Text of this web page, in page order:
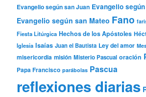
Evangelio según san Juan Evangelio
Evangelio según san Mateo Fano
Fiesta Litúrgica Hechos de los Apóstoles
Iglesia Isaías Juan el Bautista Ley del amor
misericordia misión Misterio Pascual oración
Papa Francisco parábolas Pascua
reflexiones diarias